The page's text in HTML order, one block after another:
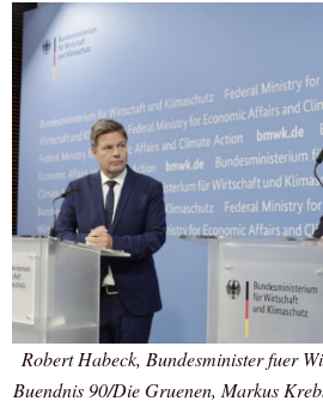
Robert Habeck, Bundesminister fuer
Buendnis 90/Die Gruenen, Markus